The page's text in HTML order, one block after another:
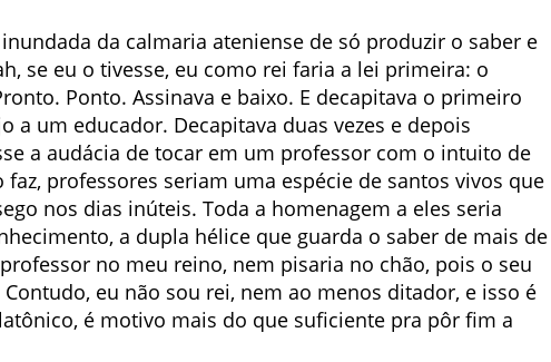
da calmaria ateniense de só produzir o saber e
se eu o tivesse, eu como rei faria a lei primeira: o
Ponto. Assinava e baixo. E decapitava o primeiro
a um educador. Decapitava duas vezes e depois
a audácia de tocar em um professor com o intuito de
professores seriam uma espécie de santos vivos que
nos dias inúteis. Toda a homenagem a eles seria
a dupla hélice que guarda o saber de mais de
no meu reino, nem pisaria no chão, pois o seu
eu não sou rei, nem ao menos ditador, e isso é
é motivo mais do que suficiente pra pôr fim a